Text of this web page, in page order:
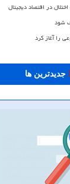
در اقتصاد دیجیتال
شود
را آغاز کرد
جدیدترین ها